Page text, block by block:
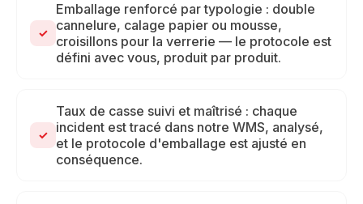
✓
Emballage renforcé par typologie : double
cannelure, calage papier ou mousse,
croisillons pour la verrerie — le protocole est
défini avec vous, produit par produit.
✓
Taux de casse suivi et maîtrisé : chaque
incident est tracé dans notre WMS, analysé,
et le protocole d'emballage est ajusté en
conséquence.